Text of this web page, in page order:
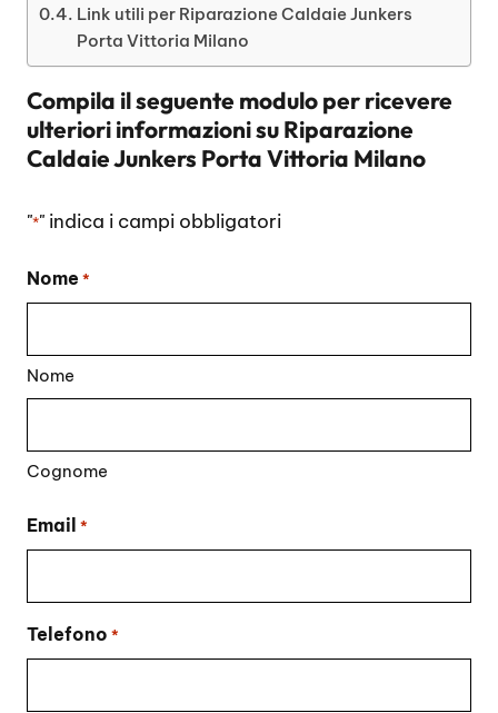
Link utili per Riparazione Caldaie Junkers
Porta Vittoria Milano
Compila il seguente modulo per ricevere
ulteriori informazioni suRiparazione
Caldaie Junkers Porta Vittoria Milano
"*" indica i campi obbligatori
Nome *
Nome
Cognome
Email *
Telefono *